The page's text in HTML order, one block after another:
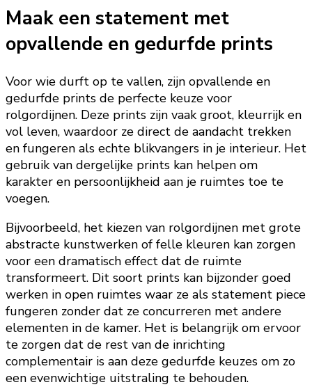
Maak een statement met
opvallende en gedurfde prints
Voor wie durft op te vallen, zijn opvallende en
gedurfde prints de perfecte keuze voor
rolgordijnen. Deze prints zijn vaak groot, kleurrijk en
vol leven, waardoor ze direct de aandacht trekken
en fungeren als echte blikvangers in je interieur. Het
gebruik van dergelijke prints kan helpen om
karakter en persoonlijkheid aan je ruimtes toe te
voegen.
Bijvoorbeeld, het kiezen van rolgordijnen met grote
abstracte kunstwerken of felle kleuren kan zorgen
voor een dramatisch effect dat de ruimte
transformeert. Dit soort prints kan bijzonder goed
werken in open ruimtes waar ze als statement piece
fungeren zonder dat ze concurreren met andere
elementen in de kamer. Het is belangrijk om ervoor
te zorgen dat de rest van de inrichting
complementair is aan deze gedurfde keuzes om zo
een evenwichtige uitstraling te behouden.